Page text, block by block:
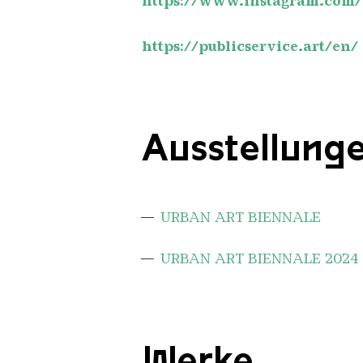
https://publicservice.art/en/
URBAN ART BIENNALE
URBAN ART BIENNALE 2024